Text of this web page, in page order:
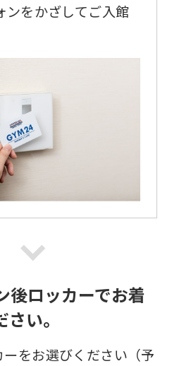
ンをかざしてご入館
後ロッカーでお着
い。
をお選びください（予